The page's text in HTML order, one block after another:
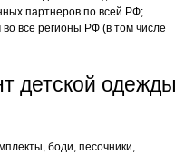
партнеров по всей РФ;
все регионы РФ (в том числе
детской одежды
боди, песочники,